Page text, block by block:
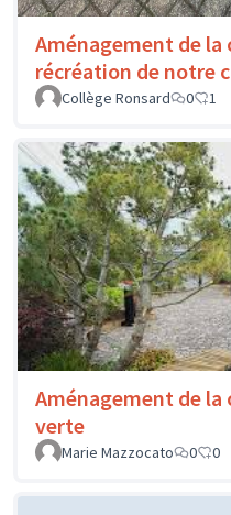
Aménagement de la
récréation de notre
Collège Ronsard
0 1
Aménagement de la
verte
Marie Mazzocato
0 0